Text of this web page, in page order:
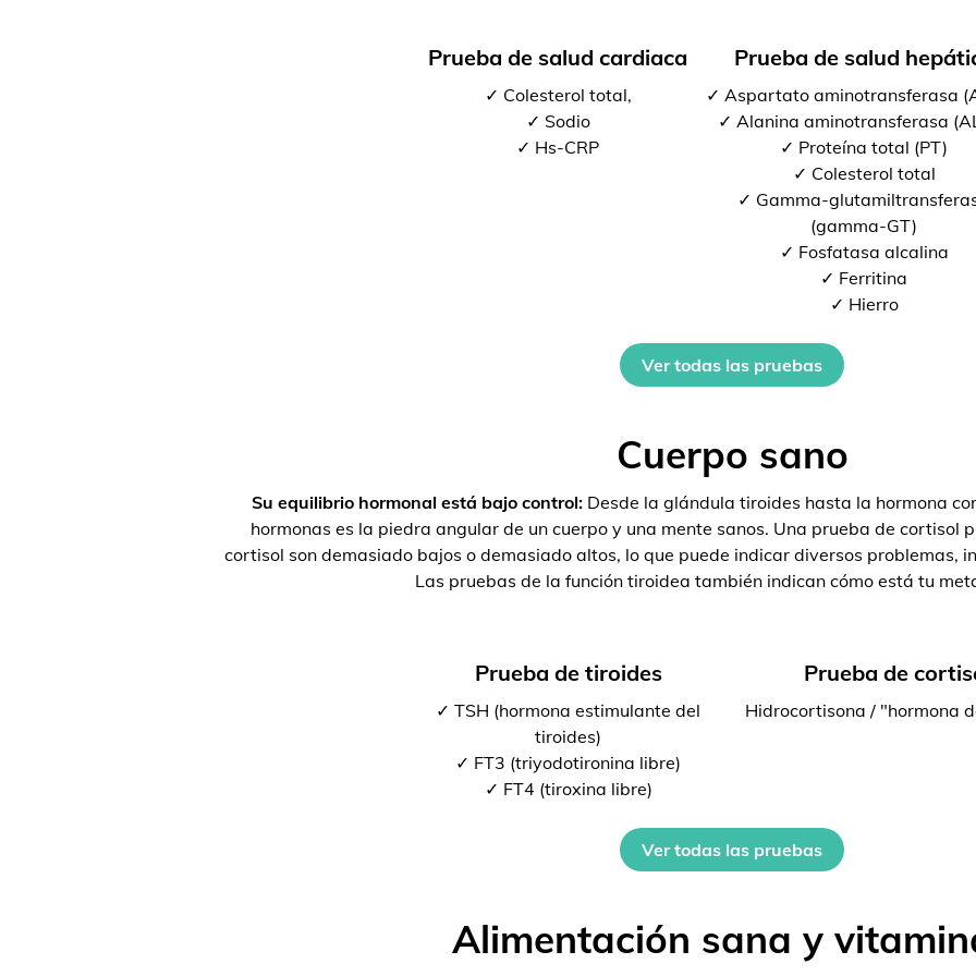
Prueba de salud cardiaca
✓ Colesterol total,
✓ Sodio
✓ Hs-CRP
Prueba de salud
✓ Aspartato aminotransferasa
✓ Alanina aminotransferasa
✓ Proteína total (PT)
✓ Colesterol total
✓ Gamma-
(gamma-GT)
✓ Fosfatasa alcalina
✓ Ferritina
✓ Hierro
Ver todas las pruebas
Cuerpo sano
Su equilibrio hormonal está bajo control: Desde la glándula tiroides hasta la hormona
hormonas es la piedra angular de un cuerpo y una mente sanos. Una prueba de cortisol
cortisol son demasiado bajos o demasiado altos, lo que puede indicar diversos problemas,
Las pruebas de la función tiroidea también indican cómo está tu
Prueba de tiroides
✓ TSH (hormona estimulante del
tiroides)
✓ FT3 (triyodotironina libre)
✓ FT4 (tiroxina libre)
Prueba de
Hidrocortisona / "hormona
Ver todas las pruebas
Alimentación sana y